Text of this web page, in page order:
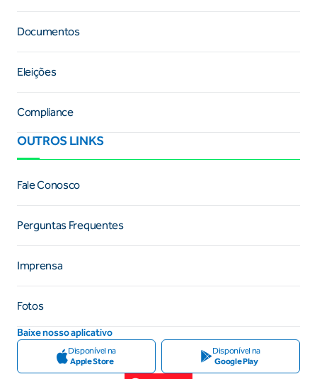
Documentos
Eleições
Compliance
OUTROS LINKS
Fale Conosco
Perguntas Frequentes
Imprensa
Fotos
Baixe nosso aplicativo
Disponível na
Apple Store
Disponível na
Google Play